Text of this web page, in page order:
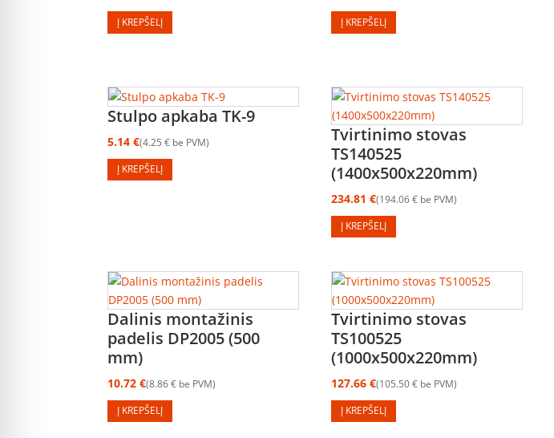
Į KREPŠELĮ
Į KREPŠELĮ
Stulpo apkaba TK-9
5.14€ 4.25€ be PVM
Į KREPŠELĮ
Tvirtinimo stovas
TS140525
(1400x500x220mm)
234.81€ 194.06€ be PVM
Į KREPŠELĮ
Dalinis montažinis
padelis DP2005 (500
mm)
10.72€ 8.86€ be PVM
Į KREPŠELĮ
Tvirtinimo stovas
TS100525
(1000x500x220mm)
127.66€ 105.50€ be PVM
Į KREPŠELĮ